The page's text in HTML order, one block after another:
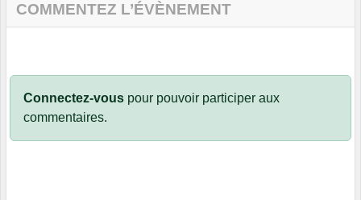
COMMENTEZ L’ÉVÈNEMENT
Connectez-vous pour pouvoir participer aux
commentaires.